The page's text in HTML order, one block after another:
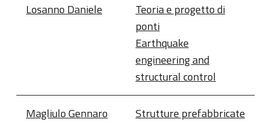
Losanno Daniele
Teoria e progetto di
ponti
Earthquake
engineering and
structural control
Magliulo Gennaro Strutture prefabbricate